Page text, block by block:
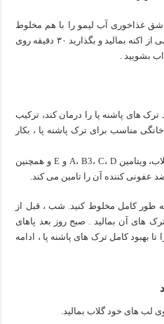
غذاخوری آب لیمو را با هم مخلوط
کنید و ان را روی اکنه یا زخم های ناشی از اکنه بمالید و بگذارید ۳۰ دقیقه روی
بشویید .
ترک های پاشنه پا را درمان کند، ترکیب
مناسب برای ترک پاشنه پا ، بکار
گلیسیرین پوست را نرم می کند و گلاب، ویتامین A، B3، C، D و E و همچنین
عفونی کننده آن را تامین می کند.
طور کامل مخلوط کنید. شب ، قبل از
های آن بمالید . صبح روز بعد پاهای
بهبود کامل ترک های پاشنه پا ، ادامه
لب های خود گلاب بمالید.